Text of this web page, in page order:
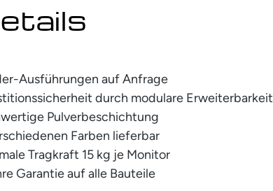
Ausführungen auf Anfrage
durch modulare Erweiterbarkeit
Pulverbeschichtung
Farben lieferbar
Tragkraft 15 kg je Monitor
Garantie auf alle Bauteile